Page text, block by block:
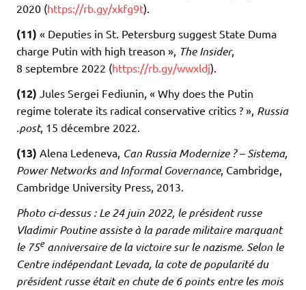
2020 (https://​rb​.gy/​x​k​f​g9t).
(11) « Deputies in St. Petersburg suggest State Duma
charge Putin with high treason », The Insider,
8 septembre 2022 (https://​rb​.gy/​w​w​x​ldj).
(12) Jules Sergei Fediunin, « Why does the Putin
regime tolerate its radical conservative critics ? », Russia​
.post, 15 décembre 2022.
(13) Alena Ledeneva, Can Russia Modernize ? – Sistema,
Power Networks and Informal Governance, Cambridge,
Cambridge University Press, 2013.
Photo ci-dessus :Le 24 juin 2022, le président russe
Vladimir Poutine assiste à la parade militaire marquant
le 75eanniversaire de la victoire sur le nazisme. Selon le
Centre indépendant Levada, la cote de popularité du
président russe était en chute de 6 points entre les mois